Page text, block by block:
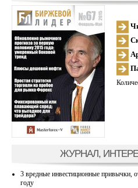
ЖУРНАЛ,
3 вредные инвестиционные привычки,
году